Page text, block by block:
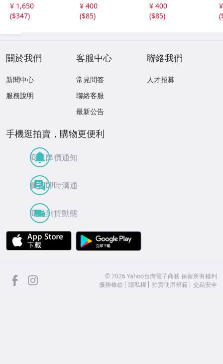
品 帯付 ケツメイ
シ / Ryoji / 馬場
¥ 1,650
($347)
レット・イット・
ビー、ヘイ・ジュ
¥ 400
($85)
シバの女王、愛の
休日、あなたのと
¥ 400
($85)
(
關於我們
新聞中心
服務說明
客服中心
常見問答
聯絡客服
最新公告
聯絡我們
人才招募
手機逛拍賣，購物更便利
商品降價通知
買賣即時溝通
商品到貨動態
APP Store
facebook ©2026 Yahoo台灣電子商務 保留所有權利
服務條款
隱私權 拍賣使用規範 交易安全